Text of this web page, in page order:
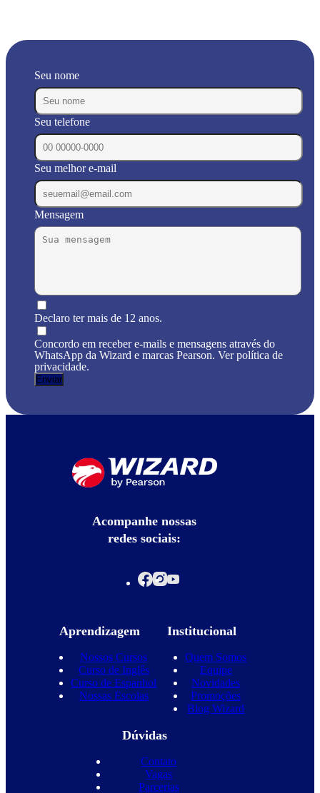
Seu nome
Seu telefone
Seu melhor e-mail
Mensagem
Declaro ter mais de 12 anos.
Concordo em receber e-mails e mensagens através do
WhatsApp da Wizard e marcas Pearson. Ver política de
privacidade.
Acompanhe nossas
redes sociais:
Aprendizagem
Nossos Cursos
Curso de Inglês
Curso de Espanhol
Nossas Escolas
Institucional
Quem Somos
Equipe
Novidades
Promoções
Blog Wizard
Dúvidas
Contato
Vagas
Parcerias